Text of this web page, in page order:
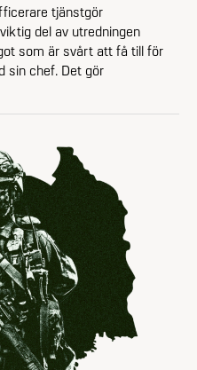
tjänstgör
del av utredningen
som är svårt att få till för
sin chef. Det gör